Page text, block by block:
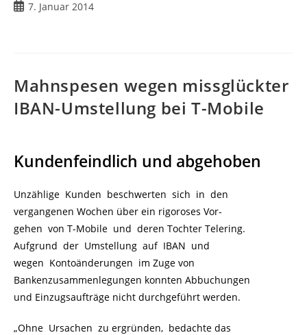
Beitrag
7. Januar 2014
Mahnspesen wegen missglückter
IBAN-Umstellung bei T-Mobile
Kundenfeindlich und abgehoben
Unzählige Kunden beschwerten sich in den
vergangenen Wochen über ein rigoroses Vor-
gehen von T-Mobile und deren Tochter Telering.
Aufgrund der Umstellung auf IBAN und
wegen Kontoänderungen im Zuge von
Bankenzusammenlegungen konnten Abbuchungen
und Einzugsaufträge nicht durchgeführt werden.
„Ohne Ursachen zu ergründen, bedachte das